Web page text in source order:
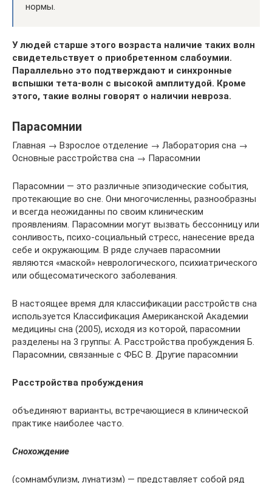
нормы.
У людей старше этого возраста наличие таких волн
свидетельствует о приобретенном слабоумии.
Параллельно это подтверждают и синхронные
вспышки тета-волн с высокой амплитудой. Кроме
этого, такие волны говорят о наличии невроза.
Парасомнии
Главная → Взрослое отделение → Лаборатория сна →
Основные расстройства сна → Парасомнии
Парасомнии — это различные эпизодические события,
протекающие во сне. Они многочисленны, разнообразны
и всегда неожиданны по своим клиническим
проявлениям. Парасомнии могут вызвать бессонницу или
сонливость, психо-социальный стресс, нанесение вреда
себе и окружающим. В ряде случаев парасомнии
являются «маской» неврологического, психиатрического
или общесоматического заболевания.
В настоящее время для классификации расстройств сна
используется Классификация Американской Академии
медицины сна (2005), исходя из которой, парасомнии
разделены на 3 группы: A. Расстройства пробуждения Б.
Парасомнии, связанные с ФБС В. Другие парасомнии
Расстройства пробуждения
объединяют варианты, встречающиеся в клинической
практике наиболее часто.
Снохождение
(сомнамбулизм, лунатизм) — представляет собой ряд